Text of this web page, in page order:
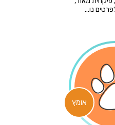
נו...
אומץ